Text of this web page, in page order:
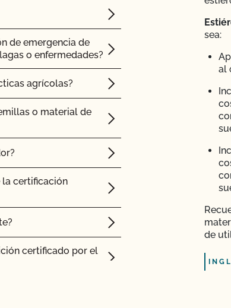
CCOF cuesta más
Certificación de
y
orgánica?
certificados?
relativa a la
de emergencia de
o enfermedades?
agrícolas?
o material de
la certificación
certificado por el
sea:
al
de